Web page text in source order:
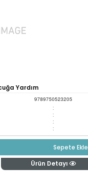
Yardım
9789750523205
:
:
:
:
Sepete Ekle
Ürün Detayı